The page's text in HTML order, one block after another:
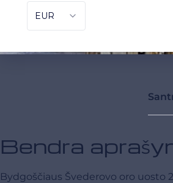
Bendra
Bydgoščiaus Švederovo oro